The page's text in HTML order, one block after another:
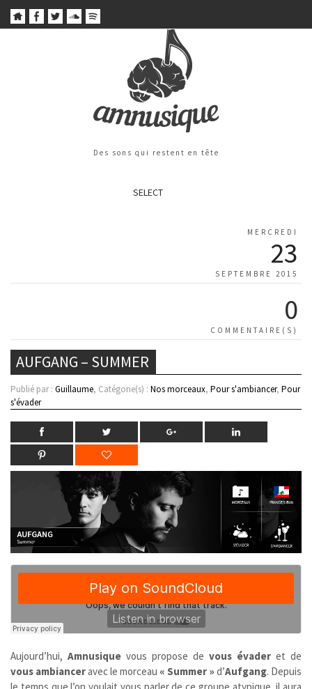
Des sons qui restent en tête
SELECT
MERCREDI
23
SEPTEMBRE 2015
0
COMMENTAIRE(S)
AUFGANG – SUMMER
Publié par : Guillaume, Catégorie(s) : Nos morceaux, Pour s'ambiancer, Pour
s'évader
Aujourd’hui, Amnusique vous propose de vous évader et de
vous ambianceravec le morceau « Summer » d’Aufgang. Depuis